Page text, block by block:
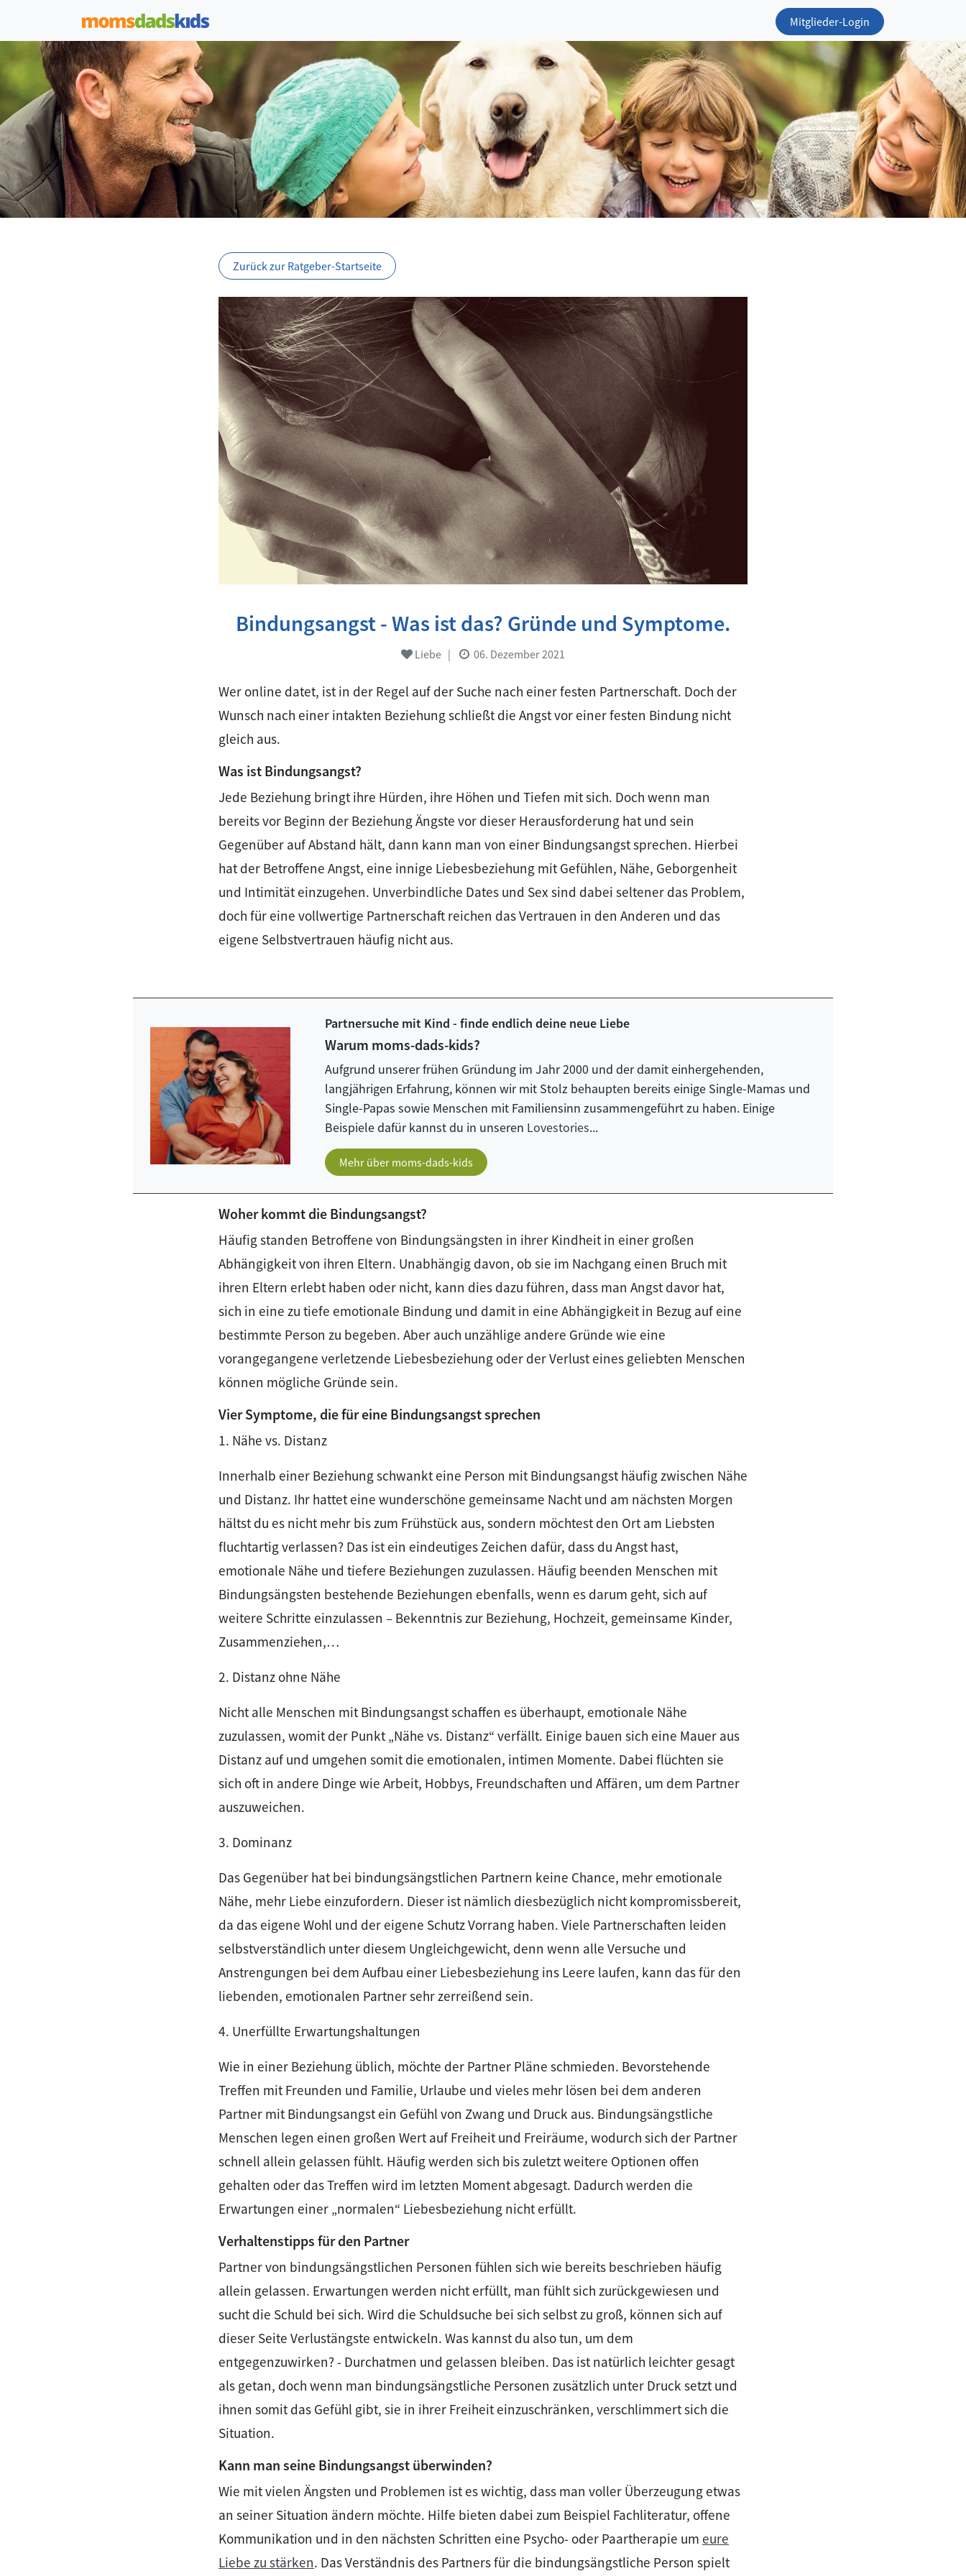
Mitglieder-Login
Zurück zur Ratgeber-Startseite
Bindungsangst - Was ist das? Gründe und Symptome.
Liebe | 06. Dezember 2021
Wer online datet, ist in der Regel auf der Suche nach einer festen Partnerschaft. Doch der
Wunsch nach einer intakten Beziehung schließt die Angst vor einer festen Bindung nicht
gleich aus.
Was ist Bindungsangst?
Jede Beziehung bringt ihre Hürden, ihre Höhen und Tiefen mit sich. Doch wenn man
bereits vor Beginn der Beziehung Ängste vor dieser Herausforderung hat und sein
Gegenüber auf Abstand hält, dann kann man von einer Bindungsangst sprechen. Hierbei
hat der Betroffene Angst, eine innige Liebesbeziehung mit Gefühlen, Nähe, Geborgenheit
und Intimität einzugehen. Unverbindliche Dates und Sex sind dabei seltener das Problem,
doch für eine vollwertige Partnerschaft reichen das Vertrauen in den Anderen und das
eigene Selbstvertrauen häufig nicht aus.
Partnersuche mit Kind - finde endlich deine neue Liebe
Warum moms-dads-kids?
Aufgrund unserer frühen Gründung im Jahr 2000 und der damit einhergehenden,
langjährigen Erfahrung, können wir mit Stolz behaupten bereits einige Single-Mamas und
Single-Papas sowie Menschen mit Familiensinn zusammengeführt zu haben. Einige
Beispiele dafür kannst du in unseren Lovestories...
Mehr über moms-dads-kids
Woher kommt die Bindungsangst?
Häufig standen Betroffene von Bindungsängsten in ihrer Kindheit in einer großen
Abhängigkeit von ihren Eltern. Unabhängig davon, ob sie im Nachgang einen Bruch mit
ihren Eltern erlebt haben oder nicht, kann dies dazu führen, dass man Angst davor hat,
sich in eine zu tiefe emotionale Bindung und damit in eine Abhängigkeit in Bezug auf eine
bestimmte Person zu begeben. Aber auch unzählige andere Gründe wie eine
vorangegangene verletzende Liebesbeziehung oder der Verlust eines geliebten Menschen
können mögliche Gründe sein.
Vier Symptome, die für eine Bindungsangst sprechen
1. Nähe vs. Distanz
Innerhalb einer Beziehung schwankt eine Person mit Bindungsangst häufig zwischen Nähe
und Distanz. Ihr hattet eine wunderschöne gemeinsame Nacht und am nächsten Morgen
hältst du es nicht mehr bis zum Frühstück aus, sondern möchtest den Ort am Liebsten
fluchtartig verlassen? Das ist ein eindeutiges Zeichen dafür, dass du Angst hast,
emotionale Nähe und tiefere Beziehungen zuzulassen. Häufig beenden Menschen mit
Bindungsängsten bestehende Beziehungen ebenfalls, wenn es darum geht, sich auf
weitere Schritte einzulassen – Bekenntnis zur Beziehung, Hochzeit, gemeinsame Kinder,
Zusammenziehen,…
2. Distanz ohne Nähe
Nicht alle Menschen mit Bindungsangst schaffen es überhaupt, emotionale Nähe
zuzulassen, womit der Punkt „Nähe vs. Distanz“ verfällt. Einige bauen sich eine Mauer aus
Distanz auf und umgehen somit die emotionalen, intimen Momente. Dabei flüchten sie
sich oft in andere Dinge wie Arbeit, Hobbys, Freundschaften und Affären, um dem Partner
auszuweichen.
3. Dominanz
Das Gegenüber hat bei bindungsängstlichen Partnern keine Chance, mehr emotionale
Nähe, mehr Liebe einzufordern. Dieser ist nämlich diesbezüglich nicht kompromissbereit,
da das eigene Wohl und der eigene Schutz Vorrang haben. Viele Partnerschaften leiden
selbstverständlich unter diesem Ungleichgewicht, denn wenn alle Versuche und
Anstrengungen bei dem Aufbau einer Liebesbeziehung ins Leere laufen, kann das für den
liebenden, emotionalen Partner sehr zerreißend sein.
4. Unerfüllte Erwartungshaltungen
Wie in einer Beziehung üblich, möchte der Partner Pläne schmieden. Bevorstehende
Treffen mit Freunden und Familie, Urlaube und vieles mehr lösen bei dem anderen
Partner mit Bindungsangst ein Gefühl von Zwang und Druck aus. Bindungsängstliche
Menschen legen einen großen Wert auf Freiheit und Freiräume, wodurch sich der Partner
schnell allein gelassen fühlt. Häufig werden sich bis zuletzt weitere Optionen offen
gehalten oder das Treffen wird im letzten Moment abgesagt. Dadurch werden die
Erwartungen einer „normalen“ Liebesbeziehung nicht erfüllt.
Verhaltenstipps für den Partner
Partner von bindungsängstlichen Personen fühlen sich wie bereits beschrieben häufig
allein gelassen. Erwartungen werden nicht erfüllt, man fühlt sich zurückgewiesen und
sucht die Schuld bei sich. Wird die Schuldsuche bei sich selbst zu groß, können sich auf
dieser Seite Verlustängste entwickeln. Was kannst du also tun, um dem
entgegenzuwirken? - Durchatmen und gelassen bleiben. Das ist natürlich leichter gesagt
als getan, doch wenn man bindungsängstliche Personen zusätzlich unter Druck setzt und
ihnen somit das Gefühl gibt, sie in ihrer Freiheit einzuschränken, verschlimmert sich die
Situation.
Kann man seine Bindungsangst überwinden?
Wie mit vielen Ängsten und Problemen ist es wichtig, dass man voller Überzeugung etwas
an seiner Situation ändern möchte. Hilfe bieten dabei zum Beispiel Fachliteratur, offene
Kommunikation und in den nächsten Schritten eine Psycho- oder Paartherapie um eure
Liebe zu stärken. Das Verständnis des Partners für die bindungsängstliche Person spielt